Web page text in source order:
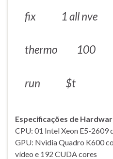
fix 1 all nve
thermo 100
run $t
Especificações de
CPU: 01 Intel Xeon E5-2609
GPU: Nvidia Quadro K600
vídeo e 192 CUDA cores